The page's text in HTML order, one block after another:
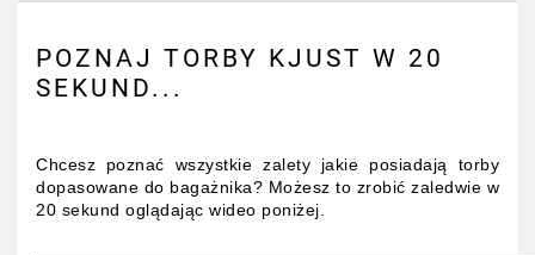
POZNAJ TORBY KJUST W 20
SEKUND...
Chcesz poznać wszystkie zalety jakie posiadają torby
dopasowane do bagażnika? Możesz to zrobić zaledwie w
20 sekund oglądając wideo poniżej.